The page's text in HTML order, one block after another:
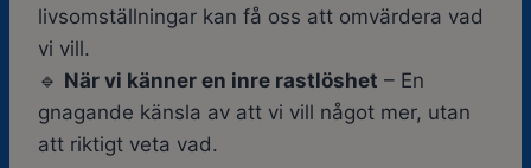
livsomställningar kan få oss att omvärdera vad
vi vill.
🔹 När vi känner en inre rastlöshet – En
gnagande känsla av att vi vill något mer, utan
att riktigt veta vad.